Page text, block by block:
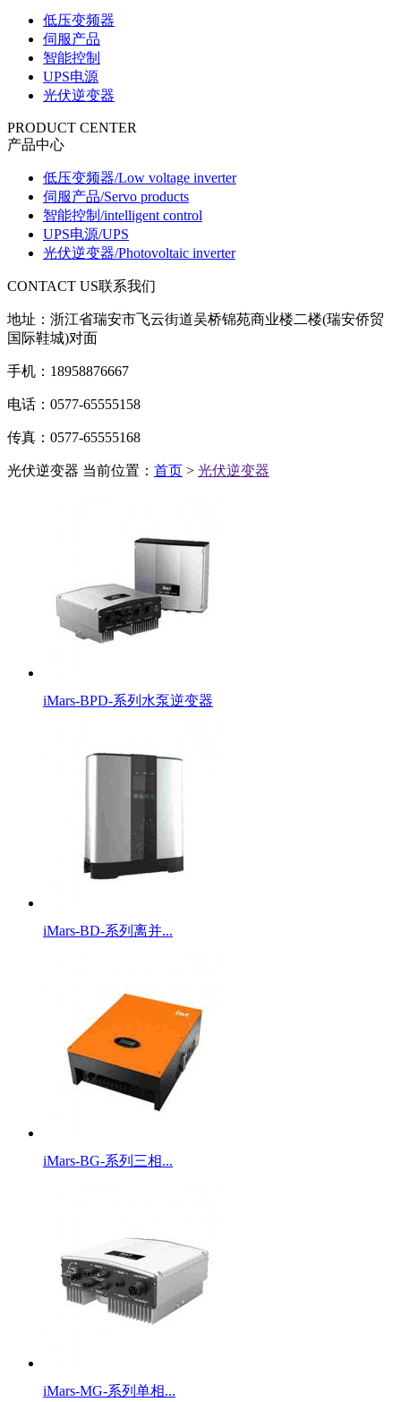
低压变频器
伺服产品
智能控制
UPS电源
光伏逆变器
PRODUCT CENTER
产品中心
低压变频器/Low voltage inverter
伺服产品/Servo products
智能控制 /intelligent control
UPS电源/UPS
光伏逆变器/Photovoltaic inverter
CONTACT US联系我们
地址：浙江省瑞安市飞云街道吴桥锦苑商业楼二楼(瑞安侨贸
国际鞋城)对面
手机：18958876667
电话：0577-65555158
传真：0577-65555168
光伏逆变器 当前位置： 首页 > 光伏逆变器
iMars-BPD-系列水泵逆变器
iMars-BD-系列离并...
iMars-BG-系列三相...
iMars-MG-系列单相...